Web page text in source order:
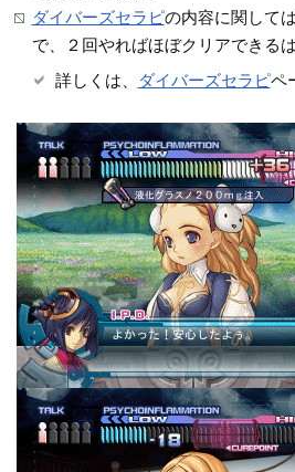
ダイバーズセラピの内容に関して
で、２回やればほぼクリアできるは
詳しくは、
ダイバーズセラピペ